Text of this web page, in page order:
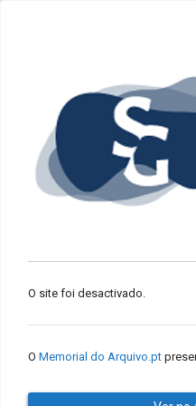
O site foi desactivado.
O Memorial do Arquivo.pt